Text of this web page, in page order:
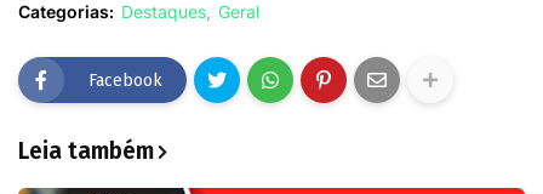
Categorias: Destaques Geral
Facebook
Leia também